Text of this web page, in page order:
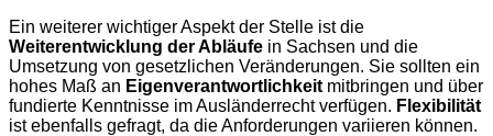
Ein weiterer wichtiger Aspekt der Stelle ist die
Weiterentwicklung der Abläufe in Sachsen und die
Umsetzung von gesetzlichen Veränderungen. Sie sollten ein
hohes Maß an Eigenverantwortlichkeit mitbringen und über
fundierte Kenntnisse im Ausländerrecht verfügen. Flexibilität
ist ebenfalls gefragt, da die Anforderungen variieren können.